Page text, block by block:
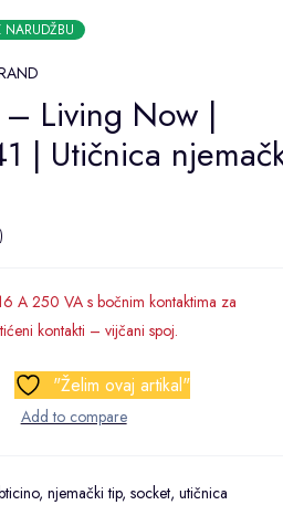
NARUDŽBU
Living Now |
| Utičnica
A 250 VA s bočnim kontaktima za
kontakti – vijčani spoj.
"Želim ovaj artikal"
, njemački tip, socket, utičnica